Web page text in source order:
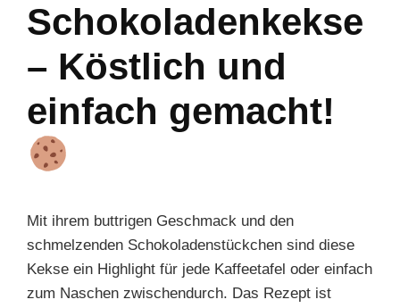
Schokoladenkekse
– Köstlich und
einfach gemacht!
Mit ihrem buttrigen Geschmack und den
schmelzenden Schokoladenstückchen sind diese
Kekse ein Highlight für jede Kaffeetafel oder einfach
zum Naschen zwischendurch. Das Rezept ist